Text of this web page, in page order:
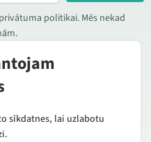
politikai. Mēs nekad
akcijām, jauniem
arī produktu
sīkdatnes, lai uzlabotu